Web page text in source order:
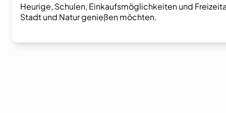
Heurige, Schulen, Einkaufsmöglichkeiten und
Stadt und Natur genießen möchten.